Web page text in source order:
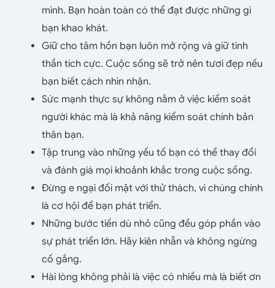
mình. Bạn hoàn toàn có thể đạt được những gì
bạn khao khát.
Giữ cho tâm hồn bạn luôn mở rộng và giữ tinh
thần tích cực. Cuộc sống sẽ trở nên tươi đẹp nếu
bạn biết cách nhìn nhận.
Sức mạnh thực sự không nằm ở việc kiểm soát
người khác mà là khả năng kiểm soát chính bản
thân bạn.
Tập trung vào những yếu tố bạn có thể thay đổi
và đánh giá mọi khoảnh khắc trong cuộc sống.
Đừng e ngại đối mặt với thử thách, vì chúng chính
là cơ hội để bạn phát triển.
Những bước tiến dù nhỏ cũng đều góp phần vào
sự phát triển lớn. Hãy kiên nhẫn và không ngừng
cố gắng.
Hài lòng không phải là việc có nhiều mà là biết ơn